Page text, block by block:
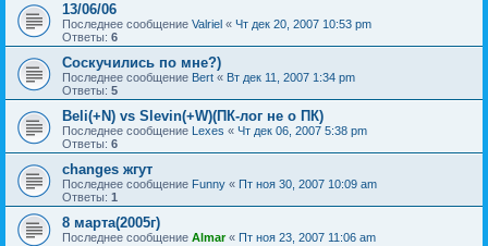
13/06/06
Последнее сообщение Valriel « Чт дек 20, 2007 10:53 pm
Ответы: 6
Соскучились по мне?)
Последнее сообщение Bert « Вт дек 11, 2007 1:34 pm
Ответы: 5
Beli(+N) vs Slevin(+W)(ПК-лог не о ПК)
Последнее сообщение Lexes « Чт дек 06, 2007 5:38 pm
Ответы: 6
changes жгут
Последнее сообщение Funny « Пт ноя 30, 2007 10:09 am
Ответы: 1
8 марта(2005г)
Последнее сообщение Almar« Пт ноя 23, 2007 11:06 am